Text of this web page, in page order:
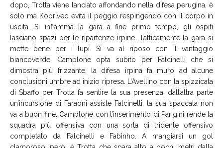
dopo, Trotta viene lanciato affondando nella difesa perugina, è
solo ma Koprivec evita il peggio respingendo con il corpo in
uscita. Si infiamma la gara a fine primo tempo, gli ospiti
lasciano spazi per le ripartenze irpine. Tatticamente la gara si
mette bene per i lupi. Si va al riposo con il vantaggio
biancoverde. Camplone opta subito per Falcinelli che si
dimostra più frizzante, la difesa irpina fa muro ad alcune
conclusioni umbre ad inizio ripresa. L’Avellino con la spizzicata
di Sbaffo per Trotta fa sentire la sua presenza, dall’altra parte
un’incursione di Faraoni assiste Falcinelli, la sua spaccata non
va a buon fine. Camplone con l’inserimento di Parigini rende la
squadra più offensiva con una sorta di tridente offensivo
completato da Falcinelli e Fabinho. A mangiarsi un gol